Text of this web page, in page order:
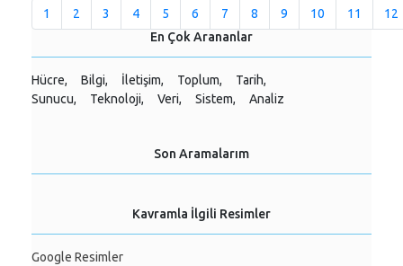
1
2 3 4 5 6 7 8 9 10 11
12
En Çok Arananlar
Hücre, Bilgi, İletişim, Toplum,
Tarih,
Sunucu,
Teknoloji, Veri, Sistem, Analiz
Son Aramalarım
Kavramla İlgili Resimler
Google Resimler